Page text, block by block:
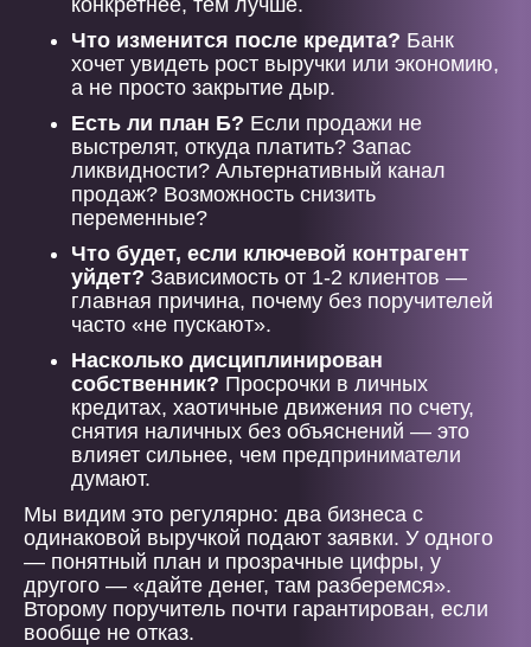
конкретнее, тем лучше.
Что изменится после кредита? Банк
хочет увидеть рост выручки или экономию,
а не просто закрытие дыр.
Есть ли план Б? Если продажи не
выстрелят, откуда платить? Запас
ликвидности? Альтернативный канал
продаж? Возможность снизить
переменные?
Что будет, если ключевой контрагент
уйдет? Зависимость от 1-2 клиентов —
главная причина, почему без поручителей
часто «не пускают».
Насколько дисциплинирован
собственник? Просрочки в личных
кредитах, хаотичные движения по счету,
снятия наличных без объяснений — это
влияет сильнее, чем предприниматели
думают.
Мы видим это регулярно: два бизнеса с
одинаковой выручкой подают заявки. У одного
— понятный план и прозрачные цифры, у
другого — «дайте денег, там разберемся».
Второму поручитель почти гарантирован, если
вообще не отказ.